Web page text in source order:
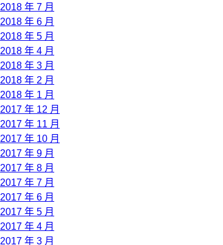
2018 年 7 月
2018 年 6 月
2018 年 5 月
2018 年 4 月
2018 年 3 月
2018 年 2 月
2018 年 1 月
2017 年 12 月
2017 年 11 月
2017 年 10 月
2017 年 9 月
2017 年 8 月
2017 年 7 月
2017 年 6 月
2017 年 5 月
2017 年 4 月
2017 年 3 月